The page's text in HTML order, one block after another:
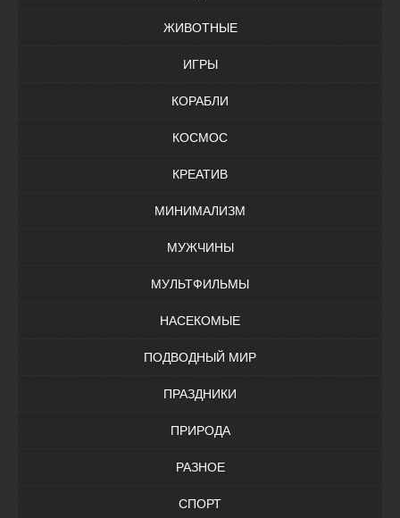
ЖИВОТНЫЕ
ИГРЫ
КОРАБЛИ
КОСМОС
КРЕАТИВ
МИНИМАЛИЗМ
МУЖЧИНЫ
МУЛЬТФИЛЬМЫ
НАСЕКОМЫЕ
ПОДВОДНЫЙ МИР
ПРАЗДНИКИ
ПРИРОДА
РАЗНОЕ
СПОРТ